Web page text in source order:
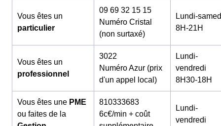
Vous êtes un
particulier
09 69 32 15 15
Numéro Cristal
(non surtaxé)
Lundi-
8H-21H
Vous êtes un
professionnel
3022
Numéro Azur (prix
d'un appel local)
Lundi-
vendredi
8H30-18H
Vous êtes une PME
ou faites de la
810333683
6c€/min + coût
Lundi-
vendredi